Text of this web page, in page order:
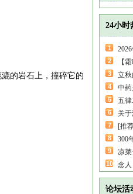
的岩石上，撞碎它的
24小时
1
2 【
3 立秋
4 中
5 五
6 关
7 [推
8 300
9 凉
10 念人
论坛活